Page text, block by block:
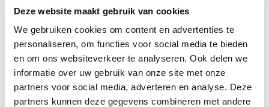
Deze website maakt gebruik van cookies
We gebruiken cookies om content en advertenties te
personaliseren, om functies voor social media te bieden
en om ons websiteverkeer te analyseren. Ook delen we
informatie over uw gebruik van onze site met onze
partners voor social media, adverteren en analyse. Deze
partners kunnen deze gegevens combineren met andere
verwijzen we je graag door naar de website van
krantenbezorgen.nl . Daar kun je je eenvoudig
aanmelden om de krant te bezorgen in Warnsveld.
We hopen dat je snel aan de slag kunt en wensen
je veel succes! 🚴‍♂️💨